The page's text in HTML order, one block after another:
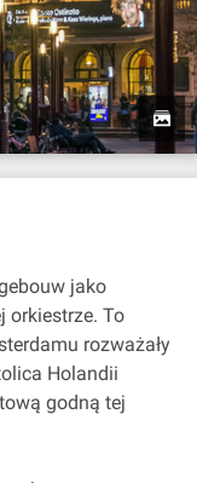
jako
orkiestrze. To
rozważały
Holandii
godną tej